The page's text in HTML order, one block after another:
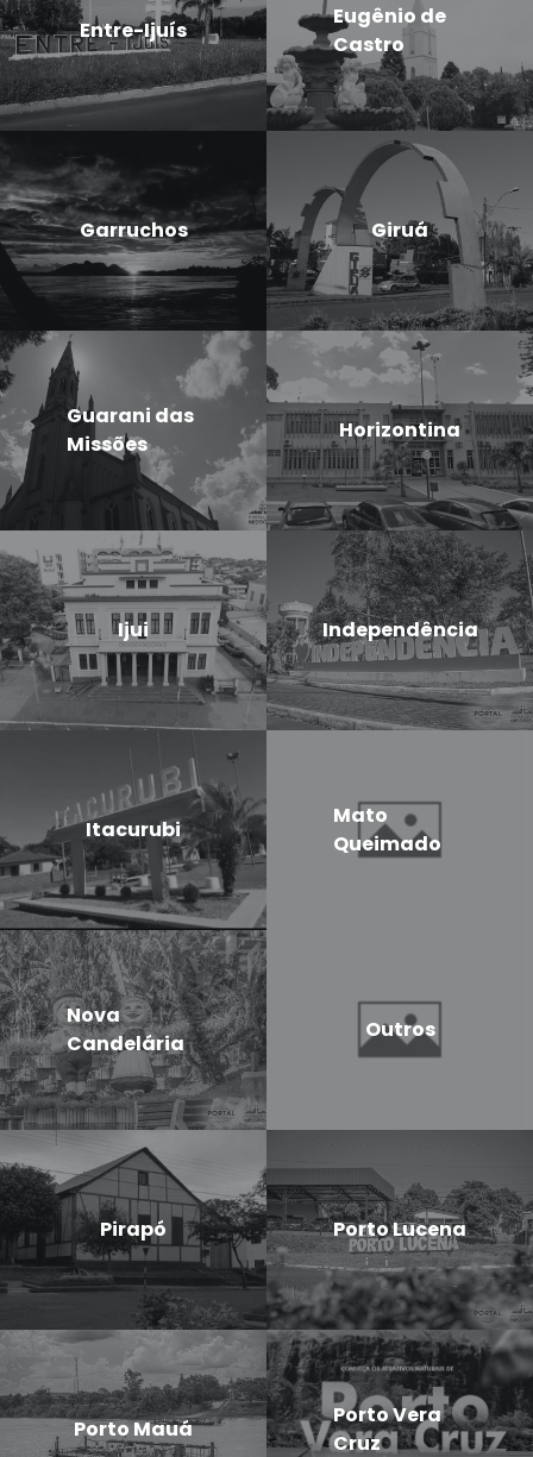
Entre-Ijuís
Eugênio de
Castro
Garruchos Giruá
Guarani das
Missões
Horizontina
Ijui Independência
Itacurubi
Mato
Queimado
Nova
Candelária
Outros
Pirapó Porto Lucena
Porto Mauá
Porto Vera
Cruz